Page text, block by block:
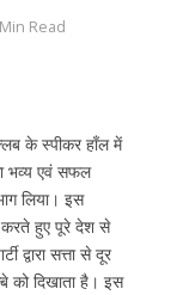
Read
क्लब के स्पीकर हाँल में
भव्य एवं सफल
लिया। इस
करते हुए पूरे देश से
द्वारा सत्ता से दूर
को दिखाता है। इस